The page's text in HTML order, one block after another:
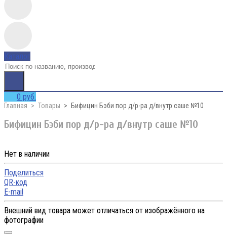
Каталог
0 руб.
Главная Товары Бифицин Бэби пор д/р-ра д/внутр саше №10
Бифицин Бэби пор д/р-ра д/внутр саше №10
Нет в наличии
Поделиться
QR-код
E-mail
Внешний вид товара может отличаться от изображённого на
фотографии